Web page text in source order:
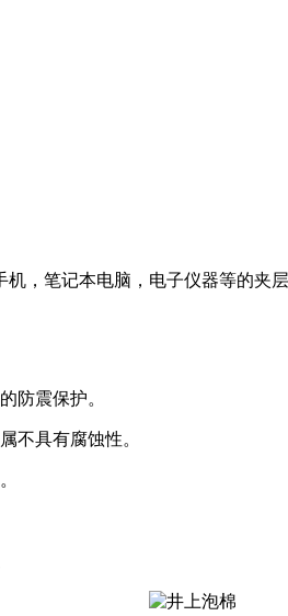
，笔记本电脑，电子仪器等的夹
防震保护。
不具有腐蚀性。